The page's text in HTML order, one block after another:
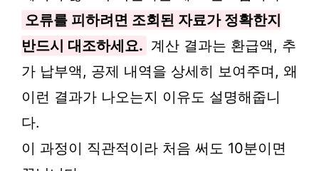
오류를 피하려면 조회된 자료가 정확한지
반드시 대조하세요. 계산 결과는 환급액, 추
가 납부액, 공제 내역을 상세히 보여주며, 왜
이런 결과가 나오는지 이유도 설명해줍니
다.
이 과정이 직관적이라 처음 써도 10분이면